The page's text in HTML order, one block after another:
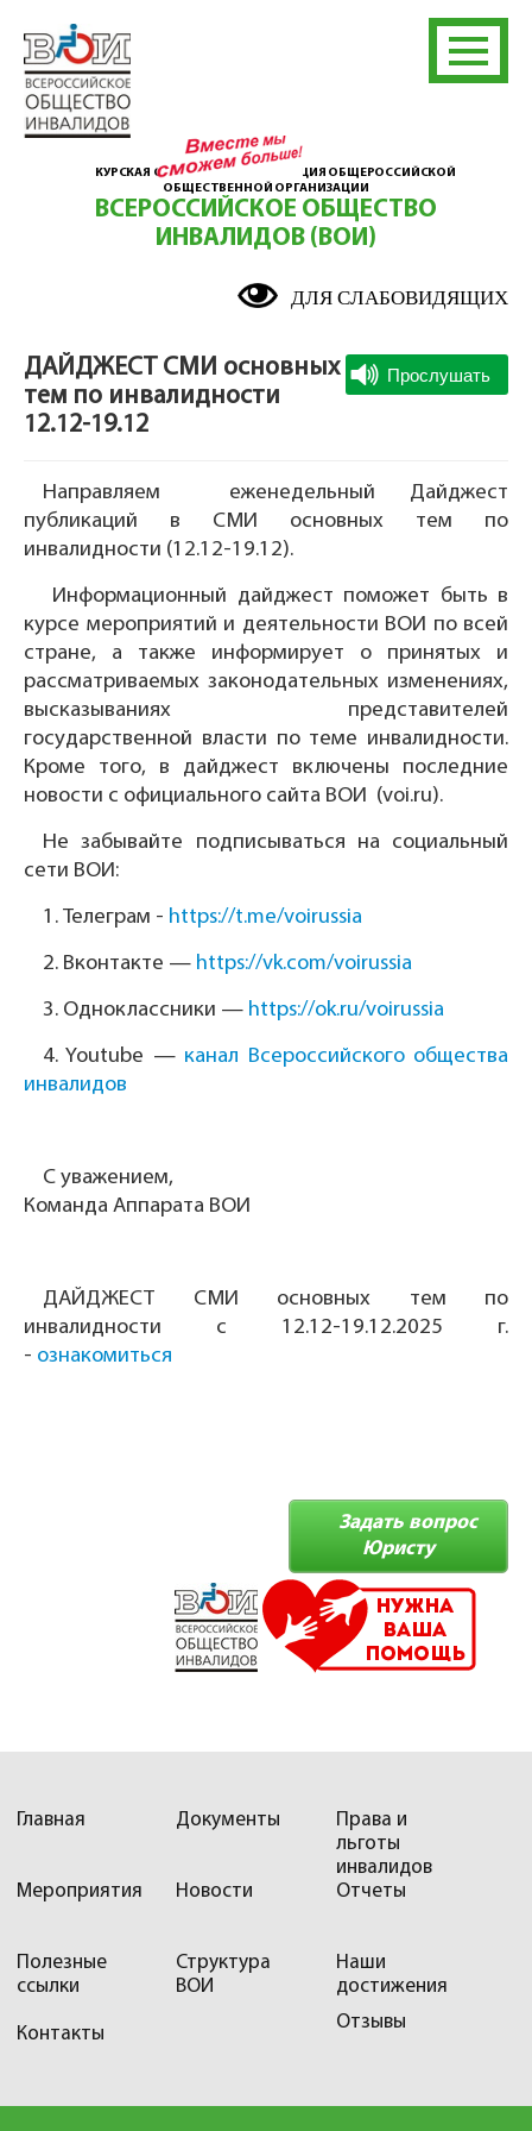
КУРСКАЯ ОБЛАСТНАЯ ОРГАНИЗАЦИЯ ОБЩЕРОССИЙСКОЙ
ОБЩЕСТВЕННОЙ ОРГАНИЗАЦИИ
ВСЕРОССИЙСКОЕ ОБЩЕСТВО
ИНВАЛИДОВ (ВОИ)
ДЛЯ СЛАБОВИДЯЩИХ
ДАЙДЖЕСТ СМИ основных
тем по инвалидности
12.12-19.12
Направляем еженедельный Дайджест
публикаций в СМИ основных тем по
инвалидности (12.12-19.12).
Информационный дайджест поможет быть в
курсе мероприятий и деятельности ВОИ по всей
стране, а также информирует о принятых и
рассматриваемых законодательных изменениях,
высказываниях представителей
государственной власти по теме инвалидности.
Кроме того, в дайджест включены последние
новости с официального сайта ВОИ (voi.ru).
Не забывайте подписываться на социальный
сети ВОИ:
1. Телеграм - https://t.me/voirussia
2. Вконтакте — https://vk.com/voirussia
3. Одноклассники — https://ok.ru/voirussia
4.Youtube — канал Всероссийского общества
инвалидов
С уважением,
Команда Аппарата ВОИ
ДАЙДЖЕСТ СМИ основных тем по
инвалидности с 12.12-19.12.2025 г.
- ознакомиться
Задать вопрос
Юристу
Главная Документы
Права и
льготы
инвалидов
Мероприятия
Новости Отчеты
Полезные
ссылки
Структура
ВОИ
Наши
достижения
Отзывы
Контакты